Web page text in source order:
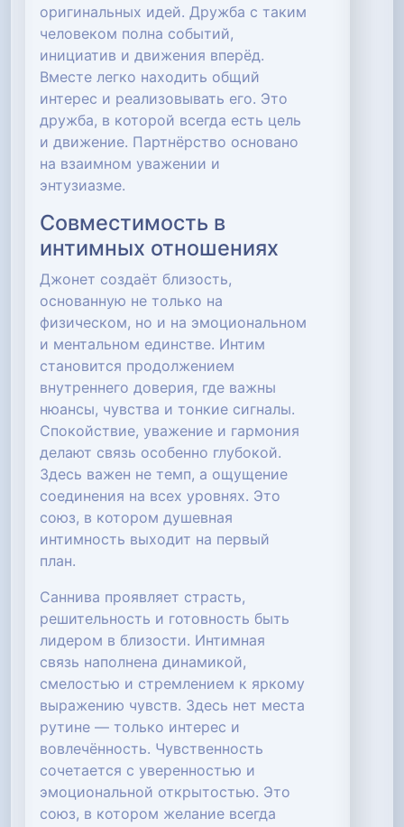
оригинальных идей. Дружба с таким
человеком полна событий,
инициатив и движения вперёд.
Вместе легко находить общий
интерес и реализовывать его. Это
дружба, в которой всегда есть цель
и движение. Партнёрство основано
на взаимном уважении и
энтузиазме.
Совместимость в
интимных отношениях
Джонет создаёт близость,
основанную не только на
физическом, но и на эмоциональном
и ментальном единстве. Интим
становится продолжением
внутреннего доверия, где важны
нюансы, чувства и тонкие сигналы.
Спокойствие, уважение и гармония
делают связь особенно глубокой.
Здесь важен не темп, а ощущение
соединения на всех уровнях. Это
союз, в котором душевная
интимность выходит на первый
план.
Саннива проявляет страсть,
решительность и готовность быть
лидером в близости. Интимная
связь наполнена динамикой,
смелостью и стремлением к яркому
выражению чувств. Здесь нет места
рутине — только интерес и
вовлечённость. Чувственность
сочетается с уверенностью и
эмоциональной открытостью. Это
союз, в котором желание всегда